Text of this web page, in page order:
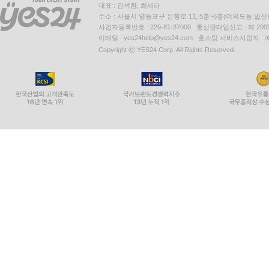
대표 : 김석환, 최세라
주소 : 서울시 영등포구 은행로 11, 5층~6층(여의도동,일신
사업자등록번호 : 229-81-37000 통신판매업신고 : 제
이메일 : yes24help@yes24.com 호스팅 서비스사업자 :
Copyright ⓒ YES24 Corp. All Rights Reserved.